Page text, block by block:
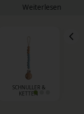
Weiterlesen
SCHNULLER &
KETTEN